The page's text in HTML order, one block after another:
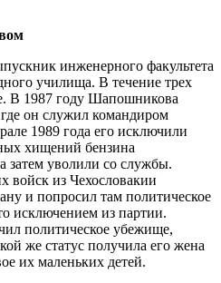
инженерного факультета
училища. В течение трех
В 1987 году Шапошникова
он служил командиром
1989 года его исключили
хищений бензина
затем уволили со службы.
войск из Чехословакии
и попросил там политическое
исключением из партии.
политическое убежище,
же статус получила его жена
их маленьких детей.